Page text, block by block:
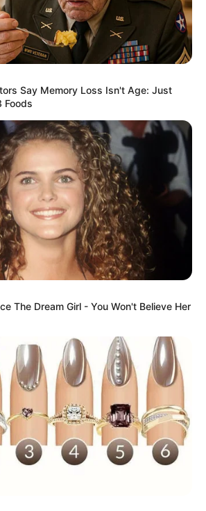
Say Memory Loss Isn't Age: Just
Foods
The Dream Girl - You Won't Believe Her